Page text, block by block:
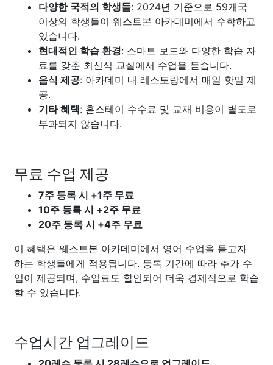
다양한 국적의 학생들: 2024년 기준으로 59개국
이상의 학생들이 웨스트본 아카데미에서 수학하고
있습니다.
현대적인 학습 환경: 스마트 보드와 다양한 학습 자
료를 갖춘 최신식 교실에서 수업을 듣습니다.
음식 제공: 아카데미 내 레스토랑에서 매일 핫밀 제
공.
기타 혜택: 홈스테이 수수료 및 교재 비용이 별도로
부과되지 않습니다.
무료 수업 제공
7주 등록 시 +1주 무료
10주 등록 시 +2주 무료
20주 등록 시 +4주 무료
이 혜택은 웨스트본 아카데미에서 영어 수업을 듣고자
하는 학생들에게 적용됩니다. 등록 기간에 따라 추가 수
업이 제공되며, 수업료도 할인되어 더욱 경제적으로 학습
할 수 있습니다.
수업시간 업그레이드